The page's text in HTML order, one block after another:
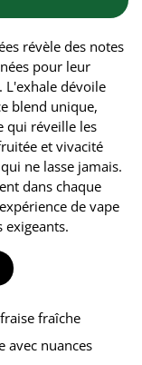
révèle des notes
pour leur
. L'exhale dévoile
blend unique,
qui réveille les
et vivacité
ne lasse jamais.
dans chaque
de vape
exigeants.
fraîche
avec nuances